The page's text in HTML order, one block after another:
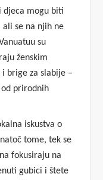
djeca mogu biti
se na njih ne
su
ženskim
brige za slabije –
prirodnih
iskustva o
tome, tek se
fokusiraju na
gubici i štete